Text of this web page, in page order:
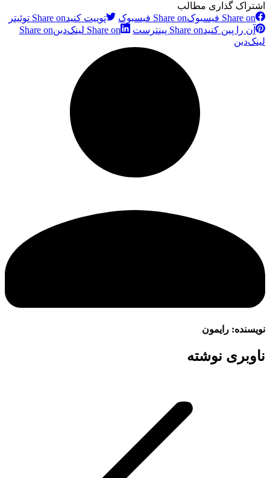
اشتراک گذاری مطالب
Share on فیسبوک
Share on فیسبوک توییت کنیدShare on توئیتر
آن را پین کنیدShare on پینترست Share on لینک‌دین
Share on
لینک‌دین
نویسنده: رایمون
ناوبری نوشته